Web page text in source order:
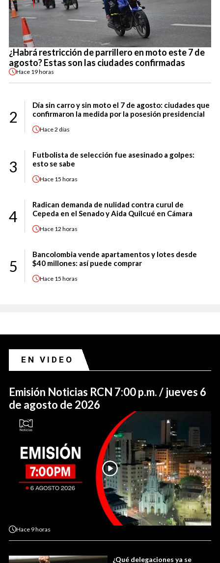
¿Habrá restricción de parrillero en moto este 7 de
agosto? Estas son las ciudades confirmadas
Hace 19 horas
2
Día sin carro y sin moto el 7 de agosto: ciudades que
confirmaron la medida por la posesión presidencial
Hace2 días
3
Futbolista de selección fue asesinado a golpes:
esto se sabe
Hace 15 horas
4
Radican demanda de nulidad contra curul de
Cepeda en el Senado y Aida Quilcué en Cámara
Hace 12 horas
5
Bancolombia vende apartamentos y lotes desde
$40 millones: así puede comprar
Hace 15 horas
EN VIDEO
Emisión Noticias RCN 7:00 p.m. / jueves 6
de agosto de 2026
Hace 9 horas
¿Qué delegaciones ya se